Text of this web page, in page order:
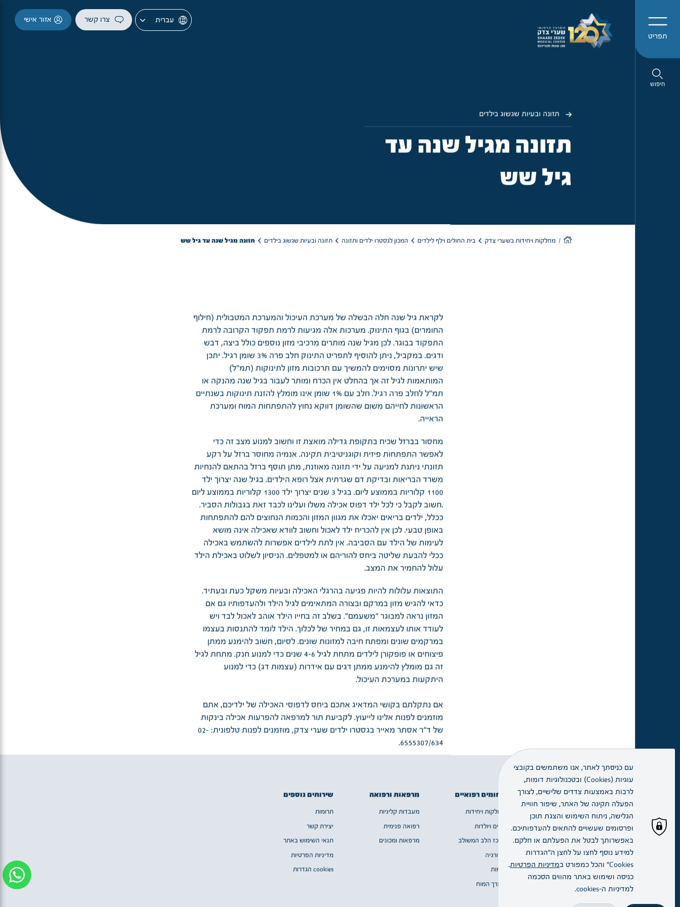
תפריט
חיפוש
מחלקות
ויחידות
עברית צרו קשר אזור אישי
תזונה ובעיות שגשוג בילדים
תזונה מגיל שנה עד
גיל שש
מחלקות ויחידות בשערי צדק בית החולים וילף לילדים המכון לגסטרו ילדים ותזונה תזונה ובעיות שגשוג בילדים תזונה מגיל שנה עד גיל שש
לקראת גיל שנה חלה הבשלה של מערכת העיכול והמערכת המטבולית (חילוף
החומרים) בגוף התינוק. מערכות אלה מגיעות לרמת תפקוד הקרובה לרמת
התפקוד בבוגר. לכן מגיל שנה מותרים מרכיבי מזון נוספים כולל ביצה, דבש
ודגים. במקביל, ניתן להוסיף לתפריט התינוק חלב פרה 3% שומן רגיל. יתכן
שיש יתרונות מסוימים להמשיך עם תרכובות מזון לתינוקות (תמ"ל)
המותאמות לגיל זה אך בהחלט אין הכרח ומותר לעבור בגיל שנה מהנקה או
תמ"ל לחלב פרה רגיל. חלב עם 1% שומן אינו מומלץ להזנת תינוקות בשנתיים
הראשונות לחייהם משום שהשומן דווקא נחוץ להתפתחות המוח ומערכת
הראייה.
מחסור בברזל שכיח בתקופת גדילה מואצת זו וחשוב למנוע מצב זה כדי
לאפשר התפתחות פיזית וקוגניטיבית תקינה. אנמיה מחוסר ברזל על רקע
תזונתי ניתנת למניעה על ידי תזונה מאוזנת, מתן תוסף ברזל בהתאם להנחיות
משרד הבריאות ובדיקת דם שגרתית אצל רופא הילדים. בגיל שנה יצרוך ילד
1100 קלוריות בממוצע ליום. בגיל 3 שנים יצרוך ילד 1300 קלוריות בממוצע ליום
.חשוב לקבל כי לכל ילד דפוס אכילה משלו ועלינו לכבד זאת בגבולות הסביר.
ככלל, ילדים בריאים יאכלו את מגוון המזון והכמות הנחוצים להם להתפתחות
באופן טבעי. לכן אין להכריח ילד לאכול וחשוב לוודא שאכילה אינה מושא
לעימות של הילד עם הסביבה. אין לתת לילדים אפשרות להשתמש באכילה
ככלי להבעת שליטה ביחס להוריהם או למטפלים. הניסיון לשלוט באכילת הילד
עלול להחמיר את המצב.
התוצאות עלולות להיות פגיעה בהרגלי האכילה ובעיות משקל כעת ובעתיד.
כדאי להגיש מזון במרקם ובצורה המתאימים לגיל הילד ולהעדפותיו גם אם
המזון נראה למבוגר "משעמם". בשלב זה בחייו הילד אוהב לאכול לבד ויש
לעודד אותו לעצמאות זו, גם במחיר של לכלוך. הילד לומד להתנסות בעצמו
במרקמים שונים ומפתח חיבה למזונות שונים. לסיום, חשוב להימנע ממתן
פיצוחים או פופקורן לילדים מתחת לגיל 4-6 שנים כדי למנוע חנק. מתחת לגיל
זה גם מומלץ להימנע ממתן דגים עם אידרות (עצמות דג) כדי למנוע
היתקעות במערכת העיכול.
אם נתקלתם בקושי המדאיג אתכם ביחס לדפוסי האכילה של ילדיכם, אתם
מוזמנים לפנות אלינו לייעוץ. לקביעת תור למרפאה להפרעות אכילה בינקות
של ד"ר אסתר מאייר בגסטרו ילדים שערי צדק, מוזמנים לפנות טלפונית: 02-
6555307/634.
מידע שימושי
שירות ומידע
דרושים
הסדרי בחירה
Blogs
תחומים רפואיים
מחלקות ויחידות
נשים ויולדות
מרכז הלב המשולב
כירורגיה
דימות
מערך המוח
מרפאות ורפואה
מעבדות קליניות
רפואה פנימית
מרפאות ומכונים
שירותים נוספים
תרומות
יצירת קשר
תנאי השימוש באתר
מדיניות הפרטיות
cookies הגדרות
עם כניסתך לאתר, אנו משתמשים בקובצי
עוגיות (Cookies) ובטכנולוגיות דומות,
לרבות באמצעות צדדים שלישיים, לצורך
הפעלה תקינה של האתר, שיפור חוויית
הגלישה, ניתוח השימוש והצגת תוכן
ופרסומים שעשויים להתאים להעדפותיכם.
באפשרותך לבטל את הפעלתם או חלקם.
למידע נוסף לחצו על לחצן ה"הגדרות
Cookies" והכל כמפורט ב
מדיניות הפרטיות.
כניסה ושימוש באתר מהווים הסכמה
למדיניות ה–cookies.